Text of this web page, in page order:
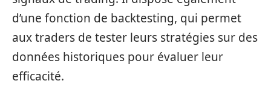
d’une fonction de backtesting, qui permet
aux traders de tester leurs stratégies sur des
données historiques pour évaluer leur
efficacité.